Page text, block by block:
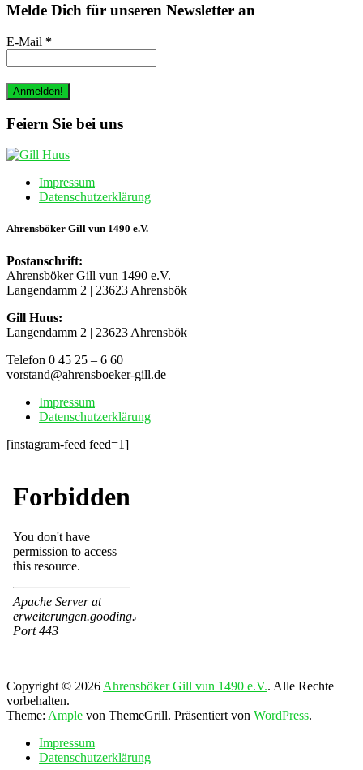
Melde Dich für unseren Newsletter an
E-Mail *
Feiern Sie bei uns
Impressum
Datenschutzerklärung
Ahrensböker Gill vun 1490 e.V.
Postanschrift:
Ahrensböker Gill vun 1490 e.V.
Langendamm 2 | 23623 Ahrensbök
Gill Huus:
Langendamm 2 | 23623 Ahrensbök
Telefon 0 45 25 – 6 60
vorstand@ahrensboeker-gill.de
Impressum
Datenschutzerklärung
[instagram-feed feed=1]
Copyright © 2026 Ahrensböker Gill vun 1490 e.V.. Alle Rechte
vorbehalten.
Theme: Ample von ThemeGrill. Präsentiert von WordPress.
Impressum
Datenschutzerklärung